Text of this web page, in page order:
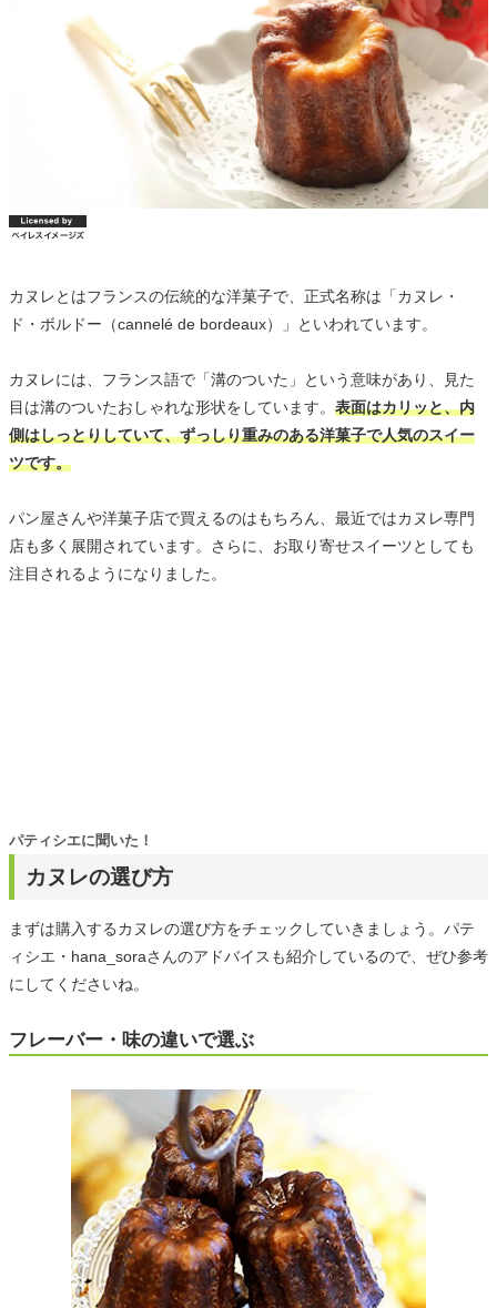
カヌレとはフランスの伝統的な洋菓子で、正式名称は「カヌレ・
ド・ボルドー（cannelé de bordeaux）」といわれています。
カヌレには、フランス語で「溝のついた」という意味があり、見た
目は溝のついたおしゃれな形状をしています。 表面はカリッと、内
側はしっとりしていて、ずっしり重みのある洋菓子で人気のスイー
ツです。
パン屋さんや洋菓子店で買えるのはもちろん、最近ではカヌレ専門
店も多く展開されています。さらに、お取り寄せスイーツとしても
注目されるようになりました。
カヌレの選び方
パティシエに聞いた！
まずは購入するカヌレの選び方をチェックしていきましょう。パテ
ィシエ・hana_soraさんのアドバイスも紹介しているので、ぜひ参考
にしてくださいね。
フレーバー・味の違いで選ぶ